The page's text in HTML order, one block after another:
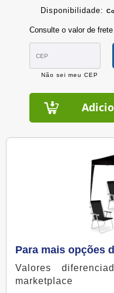
Disponibilidade:
Consulte o valor de frete
Não sei meu CEP
Para mais opções
Valores
marketplace